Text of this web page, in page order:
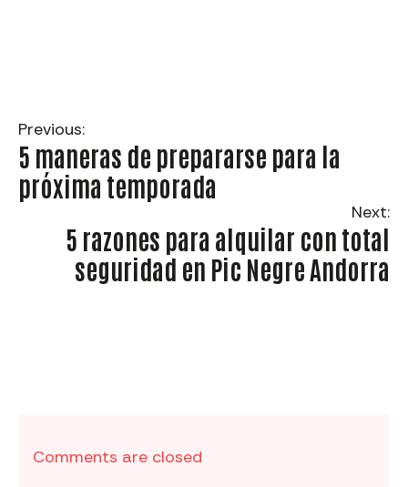
Previous:
5 maneras de prepararse para la
próxima temporada
Next:
5 razones para alquilar con total
seguridad en Pic Negre Andorra
Comments are closed